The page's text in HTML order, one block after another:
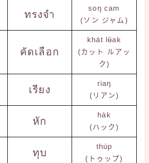
ทรงจำ
soŋ cam
(ソン ジャム)
คัดเลือก
khát lʉ̂ak
(カット ルアッ
ク)
เรียง
riaŋ
(リアン)
หัก
hàk
(ハック)
ทุบ
thúp
(トゥップ)